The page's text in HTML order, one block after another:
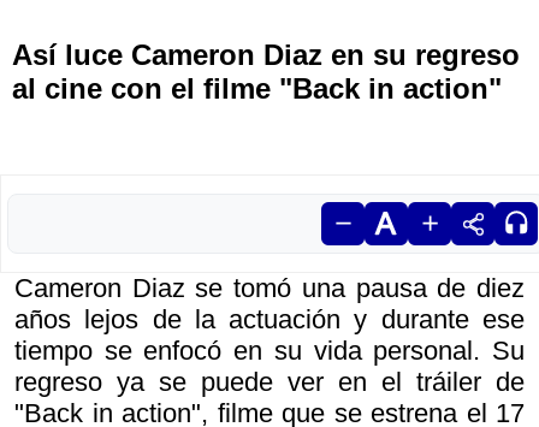
Así luce Cameron Diaz en su regreso
al cine con el filme "Back in action"
Cameron Diaz se tomó una pausa de diez
años lejos de la actuación y durante ese
tiempo se enfocó en su vida personal. Su
regreso ya se puede ver en el tráiler de
"Back in action", filme que se estrena el 17